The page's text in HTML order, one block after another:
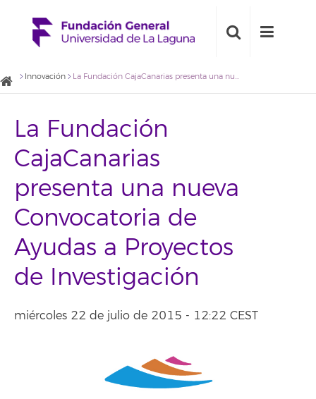
Innovación La Fundación CajaCanarias presenta una nueva Convocatoria de Ayudas a Proyectos de Investigación
La Fundación
CajaCanarias
presenta una nueva
Convocatoria de
Ayudas a Proyectos
de Investigación
miércoles 22 de julio de 2015 - 12:22 CEST